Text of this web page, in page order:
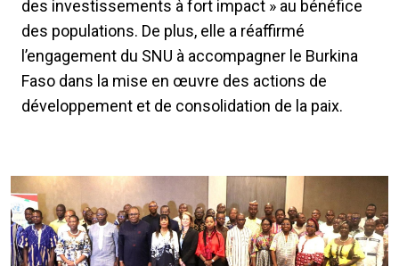
des investissements à fort impact » au bénéfice
des populations. De plus, elle a réaffirmé
l’engagement du SNU à accompagner le Burkina
Faso dans la mise en œuvre des actions de
développement et de consolidation de la paix.